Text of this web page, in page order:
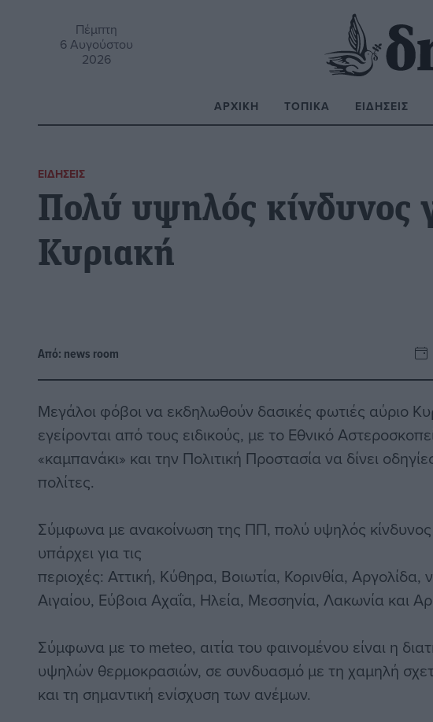
Πέμπτη
6 Αυγούστου
2026
ΑΡΧΙΚΉ ΤΟΠΙΚΆ ΕΙΔΉΣΕΙΣ
ΕΙΔΉΣΕΙΣ
Πολύ υψηλός κίνδυνος
Κυριακή
Από: news room
Μεγάλοι φόβοι να εκδηλωθούν δασικές φωτιές αύριο
εγείρονται από τους ειδικούς, με το Εθνικό
«καμπανάκι» και την Πολιτική Προστασία να δίνει
πολίτες.
Σύμφωνα με ανακοίνωση της ΠΠ, πολύ υψηλός
υπάρχει για τις
περιοχές: Αττική, Κύθηρα, Βοιωτία, Κορινθία, Αργολίδα,
Αιγαίου, Εύβοια Αχαΐα, Ηλεία, Μεσσηνία, Λακωνία και
Σύμφωνα με το meteo, αιτία του φαινομένου είναι η
υψηλών θερμοκρασιών, σε συνδυασμό με τη χαμηλή
και τη σημαντική ενίσχυση των ανέμων.